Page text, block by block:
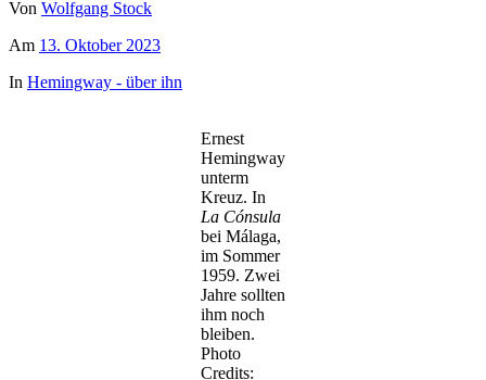
Von Wolfgang Stock
Am 13. Oktober 2023
In Hemingway - über ihn
Ernest
Hemingway
unterm
Kreuz. In
La Cónsula
bei Málaga,
im Sommer
1959. Zwei
Jahre sollten
ihm noch
bleiben.
Photo
Credits: